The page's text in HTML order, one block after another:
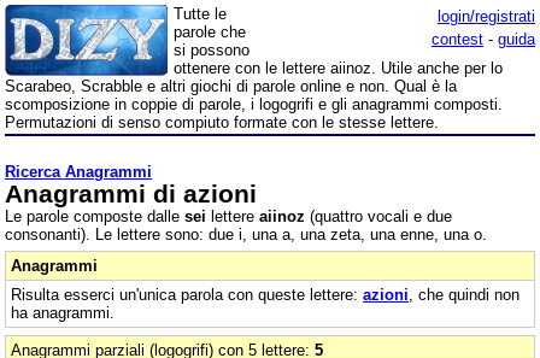
login/registrati
contest - guida
Tutte le
parole che
si possono
ottenere con le lettere aiinoz. Utile anche per lo
Scarabeo, Scrabble e altri giochi di parole online e non. Qual è la
scomposizione in coppie di parole, i logogrifi e gli anagrammi composti.
Permutazioni di senso compiuto formate con le stesse lettere.
Ricerca Anagrammi
Anagrammi di azioni
Le parole composte dalle sei lettere aiinoz (quattro vocali e due
consonanti). Le lettere sono: due i, una a, una zeta, una enne, una o.
Anagrammi
Risulta esserci un'unica parola con queste lettere: azioni , che quindi non
ha anagrammi.
Anagrammi parziali (logogrifi) con 5 lettere: 5